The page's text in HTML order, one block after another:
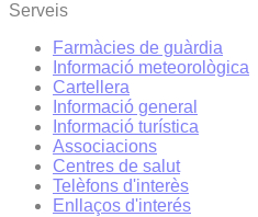
Serveis
Farmàcies de guàrdia
Informació meteorològica
Cartellera
Informació general
Informació turística
Associacions
Centres de salut
Telèfons d'interès
Enllaços d'interés